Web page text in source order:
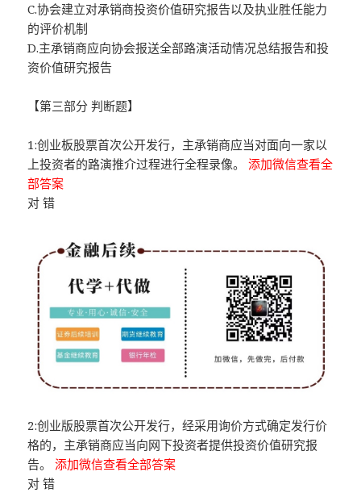
C.协会建立对承销商投资价值研究报告以及执业胜任能力
的评价机制
D.主承销商应向协会报送全部路演活动情况总结报告和投
资价值研究报告
【第三部分 判断题】
1:创业板股票首次公开发行，主承销商应当对面向一家以
上投资者的路演推介过程进行全程录像。添加微信查看全
部答案
对 错
2:创业版股票首次公开发行，经采用询价方式确定发行价
格的，主承销商应当向网下投资者提供投资价值研究报
告。添加微信查看全部答案
对 错